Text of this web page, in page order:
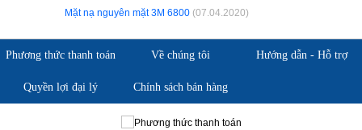
Mặt nạ nguyên mặt 3M 6800 (07.04.2020)
Phương thức thanh toán Về chúng tôi Hướng dẫn - Hỗ trợ
Quyền lợi đại lý Chính sách bán hàng